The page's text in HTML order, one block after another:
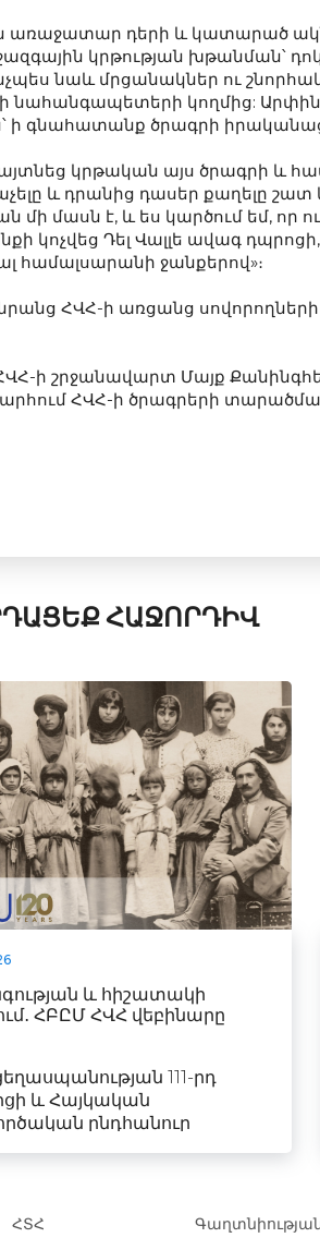
առաջատար դերի և կատարած
կրթության խթանման՝
նաև մրցանակներ ու
նահանգապետերի կողմից:
ի գնահատանք ծրագրի
կրթական այս ծրագրի և
և դրանից դասեր քաղելը շատ
մասն է, և ես կարծում եմ, որ
կոչվեց Դել Վալլե ավագ
համալսարանի ջանքերով»։
ՀՎՀ-ի առցանց
ՀՎՀ-ի շրջանավարտ Մայք
ՀՎՀ-ի ծրագրերի
ՀԱՋՈՐԴԻՎ
և հիշատակի
ՀԲԸՄ ՀՎՀ վեբինարը
111-րդ
և Հայկական
ընդհանուր
ՀՏՀ